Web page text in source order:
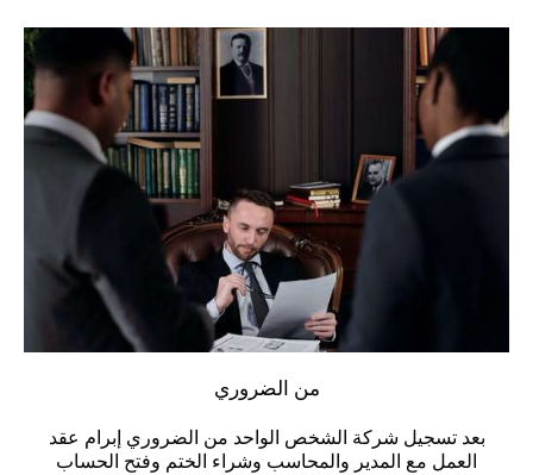
من الضروري
بعد تسجيل شركة الشخص الواحد من الضروري إبرام عقد
العمل مع المدير و المحاسب وشراء الختم وفتح
الحساب